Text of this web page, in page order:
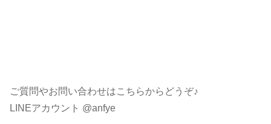
ご質問やお問い合わせはこちらからどうぞ♪
LINEアカウント @anfye